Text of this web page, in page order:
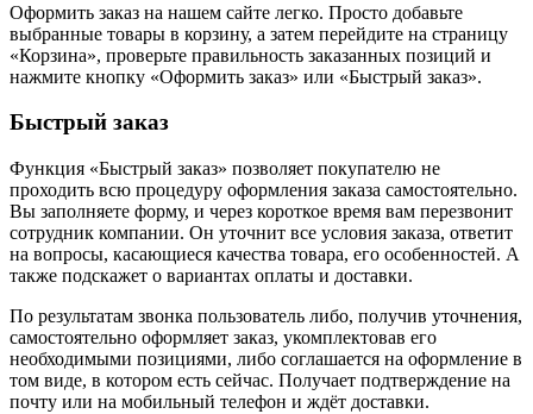
Оформить заказ на нашем сайте легко. Просто добавьте
выбранные товары в корзину, а затем перейдите на страницу
«Корзина», проверьте правильность заказанных позиций и
нажмите кнопку «Оформить заказ» или «Быстрый заказ».
Быстрый заказ
Функция «Быстрый заказ» позволяет покупателю не
проходить всю процедуру оформления заказа самостоятельно.
Вы заполняете форму, и через короткое время вам перезвонит
сотрудник компании. Он уточнит все условия заказа, ответит
на вопросы, касающиеся качества товара, его особенностей. А
также подскажет о вариантах оплаты и доставки.
По результатам звонка пользователь либо, получив уточнения,
самостоятельно оформляет заказ, укомплектовав его
необходимыми позициями, либо соглашается на оформление в
том виде, в котором есть сейчас. Получает подтверждение на
почту или на мобильный телефон и ждёт доставки.